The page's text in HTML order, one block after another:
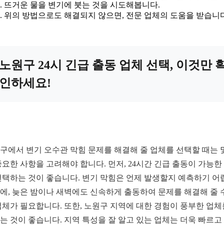
뜨거운 물을 변기에 붓는 것을 시도해봅니다.
위의 방법으로도 해결되지 않으면, 전문 업체의 도움을 받습니
원구 24시 긴급 출동 업체 선택, 이것만
하세요!
에서 변기 오수관 막힘 문제를 해결해 줄 업체를 선택할 때는
요한 사항을 고려해야 합니다. 먼저, 24시간 긴급 출동이 가능한
택하는 것이 좋습니다. 변기 막힘은 언제 발생할지 예측하기 어
, 늦은 밤이나 새벽에도 신속하게 출동하여 문제를 해결해 줄
체가 필요합니다. 또한, 노원구 지역에 대한 경험이 풍부한 업체
것이 좋습니다. 지역 특성을 잘 알고 있는 업체는 더욱 빠르고